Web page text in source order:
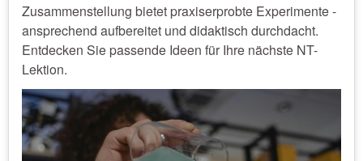
Zusammenstellung bietet praxiserprobte Experimente -
ansprechend aufbereitet und didaktisch durchdacht.
Entdecken Sie passende Ideen für Ihre nächste NT-
Lektion.